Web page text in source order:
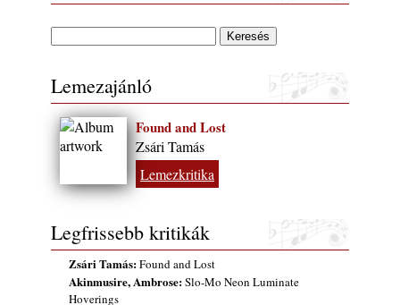
Lemezajánló
Found and Lost
Zsári Tamás
Lemezkritika
Legfrissebb kritikák
Zsári Tamás:Found and Lost
Akinmusire, Ambrose:Slo-Mo Neon Luminate
Hoverings